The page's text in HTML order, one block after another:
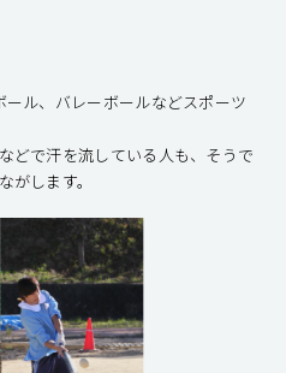
ル、バレーボールなどスポーツ
どで汗を流している人も、そうで
します。